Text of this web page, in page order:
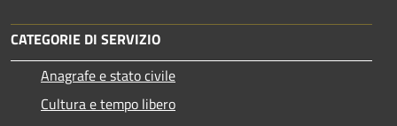
CATEGORIE DI SERVIZIO
Anagrafe e stato civile
Cultura e tempo libero